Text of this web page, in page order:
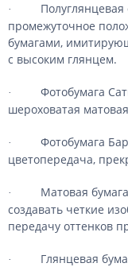
·
Полуглянцевая
промежуточное
бумагами,
с высоким глянцем.
·
Фотобумага
шероховатая
·
Фотобумага
цветопередача,
·
Матовая
создавать четкие
передачу оттенков
·
Глянцевая